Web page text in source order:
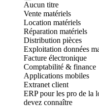
Aucun titre
Vente matériels
Location matériels
Réparation matériels
Distribution pièces
Exploitation données
Facture électronique
Comptabilité & finance
Applications mobiles
Extranet client
ERP pour les pro de la
devez connaître